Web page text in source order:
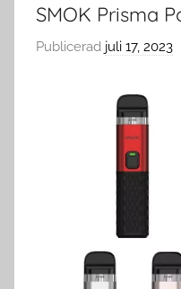
SMOK Prisma
Publicerad juli 17, 2023
e
d